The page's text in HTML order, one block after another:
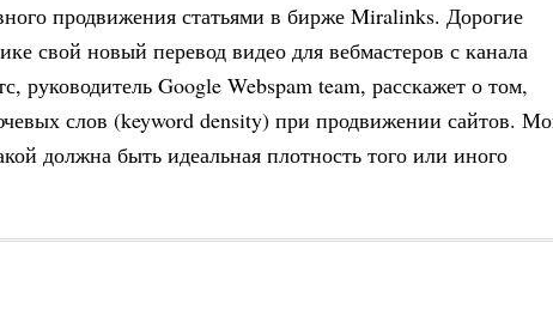
продвижения статьями в бирже Miralinks. Дорогие
свой новый перевод видео для вебмастеров с канала
руководитель Google Webspam team, расскажет о том,
слов (keyword density) при продвижении сайтов.
должна быть идеальная плотность того или иного